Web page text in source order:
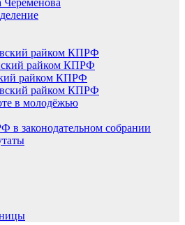
райком КПРФ
райком КПРФ
райком КПРФ
райком КПРФ
в молодёжью
в законодательном собрании